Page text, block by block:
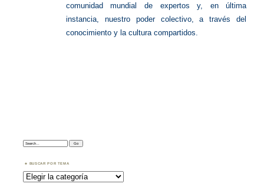
comunidad mundial de expertos y, en última
instancia, nuestro poder colectivo, a través del
conocimiento y la cultura compartidos.
Search:
BUSCAR POR TEMA
Buscar
por
Tema